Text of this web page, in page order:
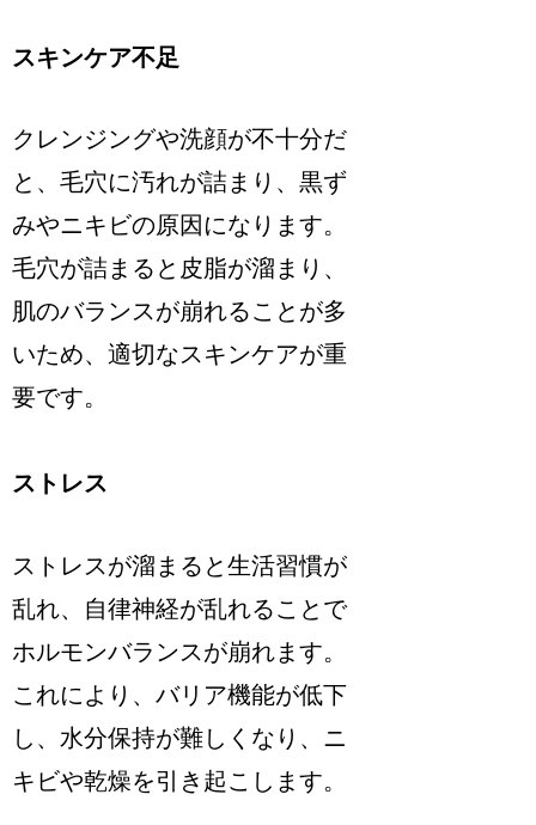
スキンケア不足
クレンジングや洗顔が不十分だ
と、毛穴に汚れが詰まり、黒ず
みやニキビの原因になります。
毛穴が詰まると皮脂が溜まり、
肌のバランスが崩れることが多
いため、適切なスキンケアが重
要です。
ストレス
ストレスが溜まると生活習慣が
乱れ、自律神経が乱れることで
ホルモンバランスが崩れます。
これにより、バリア機能が低下
し、水分保持が難しくなり、ニ
キビや乾燥を引き起こします。